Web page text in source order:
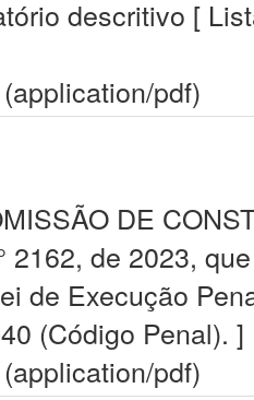
descritivo [
(application/pdf)
DE
2162, de 2023,
de Execução
(Código Penal). ]
(application/pdf)